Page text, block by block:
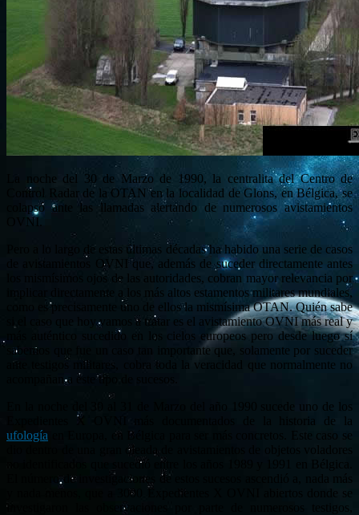
La noche del 30 de Marzo de 1990, la centralita del Centro de
Control Radar de la OTAN en la localidad de Glons, en Bélgica, se
colapsó ante las llamadas alertando de numerosos avistamientos
OVNI.
Pero a lo largo de estas últimas décadas ha habido una serie de casos
de avistamientos OVNI que, además de suceder directamente antes
los mismísimos ojos de las autoridades, cobran mayor relevancia por
implicar directamente a los más altos estamentos militares mundiales,
como es precisamente uno de ellos la mismísima OTAN. Quién sabe
si el caso que hoy vamos a tratar es el avistamiento OVNI más real y
más auténtico sucedido en los cielos europeos pero desde luego sí
sabemos que fue un caso tan importante que, solamente por suceder
ante testigos militares, cobra toda la veracidad que normalmente no
acompañan a este tipo de sucesos.
En la noche del 30 al 31 de Marzo del año 1990 sucede uno de los
Expedientes X OVNI más documentados de la historia de la
ufología en Europa, en Bélgica para ser más concretos. Este caso se
dio dentro de una gran oleada de avistamientos de objetos voladores
no identificados que sucedió entre los años 1989 y 1991 en Bélgica.
El número de investigaciones de estos sucesos ascendió a, nada más
y nada menos, que a 3000 Expedientes X OVNI abiertos donde se
investigaron las observaciones por parte de numerosos testigos,